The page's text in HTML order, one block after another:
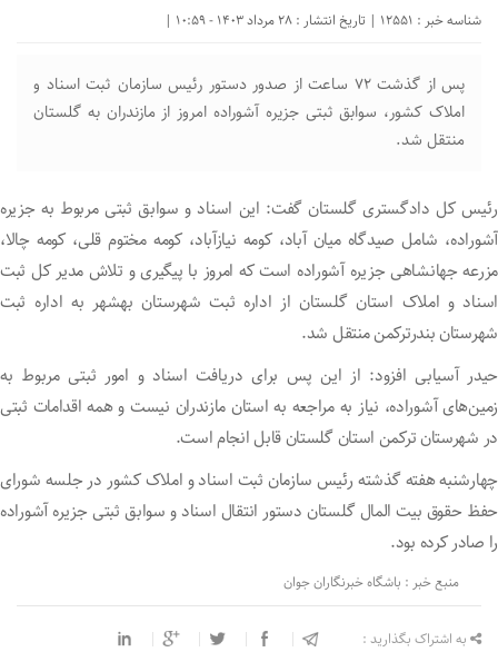
شناسه خبر : 12551 | تاریخ انتشار : 28 مرداد 1403 - 10:59 |
پس از گذشت ۷۲ ساعت از صدور دستور رئیس سازمان ثبت اسناد و
املاک کشور، سوابق ثبتی جزیره آشوراده امروز از مازندران به گلستان
منتقل شد.
رئیس کل دادگستری گلستان گفت: این اسناد و سوابق ثبتی مربوط به جزیره
آشوراده، شامل صیدگاه میان آباد، کومه نیازآباد، کومه مختوم قلی، کومه چالا،
مزرعه جهانشاهی جزیره آشوراده است که امروز با پیگیری و تلاش مدیر کل ثبت
اسناد و املاک استان گلستان از اداره ثبت شهرستان بهشهر به اداره ثبت
شهرستان بندرترکمن منتقل شد.
حیدر آسیابی افزود: از این پس برای دریافت اسناد و امور ثبتی مربوط به
زمین‌های آشوراده، نیاز به مراجعه به استان مازندران نیست و همه اقدامات ثبتی
در شهرستان ترکمن استان گلستان قابل انجام است.
چهارشنبه هفته گذشته رئیس سازمان ثبت اسناد و املاک کشور در جلسه شورای
حفظ حقوق بیت المال گلستان دستور انتقال اسناد و سوابق ثبتی جزیره آشوراده
را صادر کرده بود.
منبع خبر : باشگاه خبرنگاران جوان
به اشتراک بگذارید :